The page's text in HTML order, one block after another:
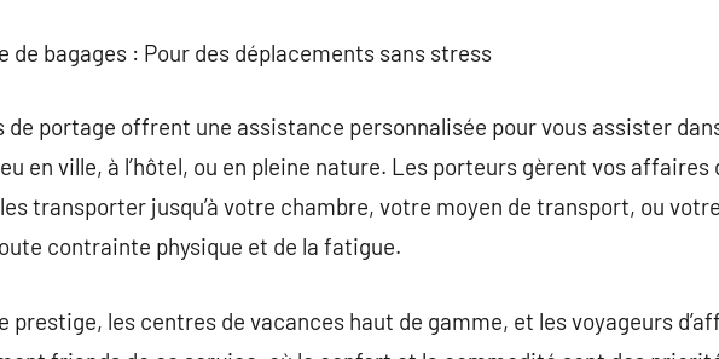
de bagages : Pour des déplacements sans stress
de portage offrent une assistance personnalisée pour vous assister
en ville, à l’hôtel, ou en pleine nature. Les porteurs gèrent vos
transporter jusqu’à votre chambre, votre moyen de transport, ou
contrainte physique et de la fatigue.
prestige, les centres de vacances haut de gamme, et les voyageurs